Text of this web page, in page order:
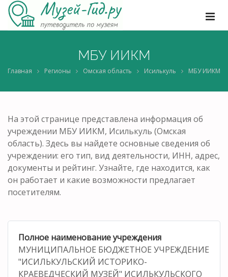
МБУ ИИКМ
Главная Регионы Омская область Исилькуль МБУ ИИКМ
На этой странице представлена информация об
учреждении МБУ ИИКМ, Исилькуль (Омская
область). Здесь вы найдете основные сведения об
учреждении: его тип, вид деятельности, ИНН, адрес,
документы и рейтинг. Узнайте, где находится, как
он работает и какие возможности предлагает
посетителям.
Полное наименование учреждения
МУНИЦИПАЛЬНОЕ БЮДЖЕТНОЕ УЧРЕЖДЕНИЕ
"ИСИЛЬКУЛЬСКИЙ ИСТОРИКО-
КРАЕВЕДЧЕСКИЙ МУЗЕЙ" ИСИЛЬКУЛЬСКОГО